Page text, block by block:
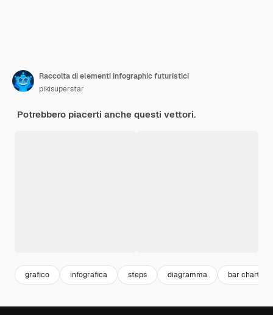
Raccolta di elementi infographic futuristici
pikisuperstar
Potrebbero piacerti anche questi vettori.
grafico infografica steps diagramma bar chart